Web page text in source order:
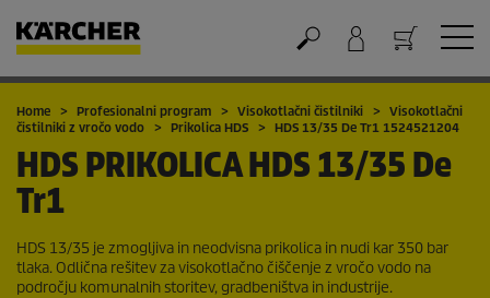
Nakupovalna košarica
Home Profesionalni program Visokotlačni čistilniki
Visokotlačni
čistilniki z vročo vodo
Prikolica HDS HDS 13/35 De Tr1 1524521204
HDS PRIKOLICAHDS 13/35 De
Tr1
HDS 13/35 je zmogljiva in neodvisna prikolica in nudi kar 350 bar
tlaka. Odlična rešitev za visokotlačno čiščenje z vročo vodo na
področju komunalnih storitev, gradbeništva in industrije.